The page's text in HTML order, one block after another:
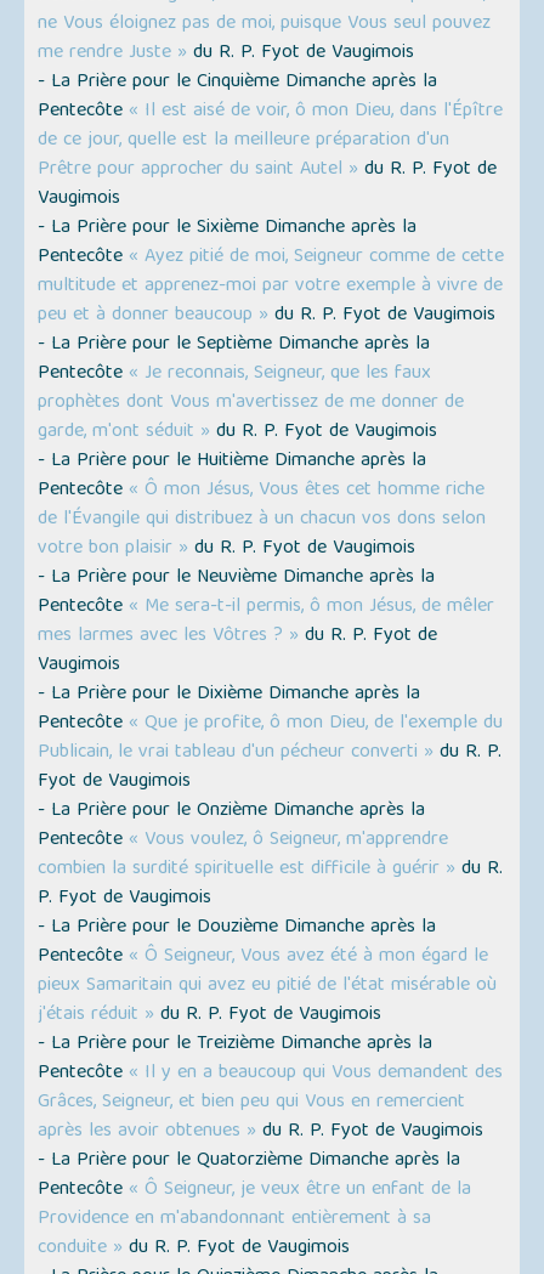
ne Vous éloignez pas de moi, puisque Vous seul pouvez
me rendre Juste » du R. P. Fyot de Vaugimois
- La Prière pour le Cinquième Dimanche après la
Pentecôte « Il est aisé de voir, ô mon Dieu, dans l'Épître
de ce jour, quelle est la meilleure préparation d'un
Prêtre pour approcher du saint Autel » du R. P. Fyot de
Vaugimois
- La Prière pour le Sixième Dimanche après la
Pentecôte « Ayez pitié de moi, Seigneur comme de cette
multitude et apprenez-moi par votre exemple à vivre de
peu et à donner beaucoup » du R. P. Fyot de Vaugimois
- La Prière pour le Septième Dimanche après la
Pentecôte « Je reconnais, Seigneur, que les faux
prophètes dont Vous m'avertissez de me donner de
garde, m'ont séduit » du R. P. Fyot de Vaugimois
- La Prière pour le Huitième Dimanche après la
Pentecôte « Ô mon Jésus, Vous êtes cet homme riche
de l'Évangile qui distribuez à un chacun vos dons selon
votre bon plaisir » du R. P. Fyot de Vaugimois
- La Prière pour le Neuvième Dimanche après la
Pentecôte « Me sera-t-il permis, ô mon Jésus, de mêler
mes larmes avec les Vôtres ? » du R. P. Fyot de
Vaugimois
- La Prière pour le Dixième Dimanche après la
Pentecôte « Que je profite, ô mon Dieu, de l'exemple du
Publicain, le vrai tableau d'un pécheur converti » du R. P.
Fyot de Vaugimois
- La Prière pour le Onzième Dimanche après la
Pentecôte « Vous voulez, ô Seigneur, m'apprendre
combien la surdité spirituelle est difficile à guérir » du R.
P. Fyot de Vaugimois
- La Prière pour le Douzième Dimanche après la
Pentecôte « Ô Seigneur, Vous avez été à mon égard le
pieux Samaritain qui avez eu pitié de l'état misérable où
j'étais réduit » du R. P. Fyot de Vaugimois
- La Prière pour le Treizième Dimanche après la
Pentecôte « Il y en a beaucoup qui Vous demandent des
Grâces, Seigneur, et bien peu qui Vous en remercient
après les avoir obtenues » du R. P. Fyot de Vaugimois
- La Prière pour le Quatorzième Dimanche après la
Pentecôte « Ô Seigneur, je veux être un enfant de la
Providence en m'abandonnant entièrement à sa
conduite » du R. P. Fyot de Vaugimois